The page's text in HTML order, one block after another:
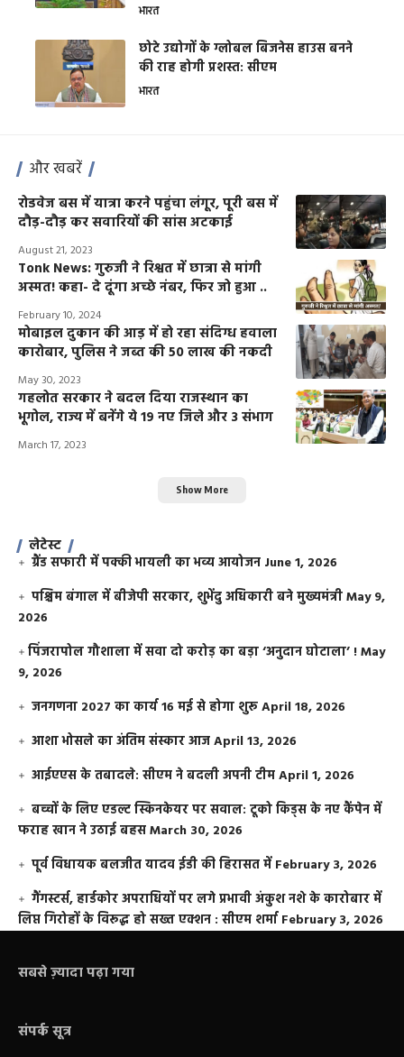
भारत
छोटे उद्योगों के ग्लोबल बिजनेस हाउस बनने
की राह होगी प्रशस्त: सीएम
भारत
और खबरें
रोडवेज बस में यात्रा करने पहुंचा लंगूर, पूरी बस में
दौड़-दौड़ कर सवारियों की सांस अटकाई
August 21, 2023
Tonk News: गुरुजी ने रिश्वत में छात्रा से मांगी
अस्मत! कहा- दे दूंगा अच्छे नंबर, फिर जो हुआ ..
February 10, 2024
मोबाइल दुकान की आड़ में हो रहा संदिग्ध हवाला
कारोबार, पुलिस ने जब्त की 50 लाख की नकदी
May 30, 2023
गहलोत सरकार ने बदल दिया राजस्थान का
भूगोल, राज्य में बनेंगे ये 19 नए जिले और 3 संभाग
March 17, 2023
Show More
लेटेस्ट
ग्रैंड सफारी में पक्की भायली का भव्य आयोजन June 1, 2026
पश्चिम बंगाल में बीजेपी सरकार, शुभेंदु अधिकारी बने मुख्यमंत्रीMay 9,
2026
​पिंजरापोल गौशाला में सवा दो करोड़ का बड़ा ‘अनुदान घोटाला’ !May
9, 2026
जनगणना 2027 का कार्य 16 मई से होगा शुरूApril 18, 2026
आशा भोसले का अंतिम संस्कार आजApril 13, 2026
आईएएस के तबादले: सीएम ने बदली अपनी टीमApril 1, 2026
बच्चों के लिए एडल्ट स्किनकेयर पर सवाल: टूको किड्स के नए कैंपेन में
फराह खान ने उठाई बहसMarch 30, 2026
पूर्व विधायक बलजीत यादव ईडी की हिरासत में February 3, 2026
गैंगस्टर्स, हार्डकोर अपराधियों पर लगे प्रभावी अंकुश नशे के कारोबार में
लिप्त गिरोहों के विरूद्ध हो सख्त एक्शन : सीएम शर्मा February 3, 2026
सबसे ज़्यादा पढ़ा गया
संपर्क सूत्र